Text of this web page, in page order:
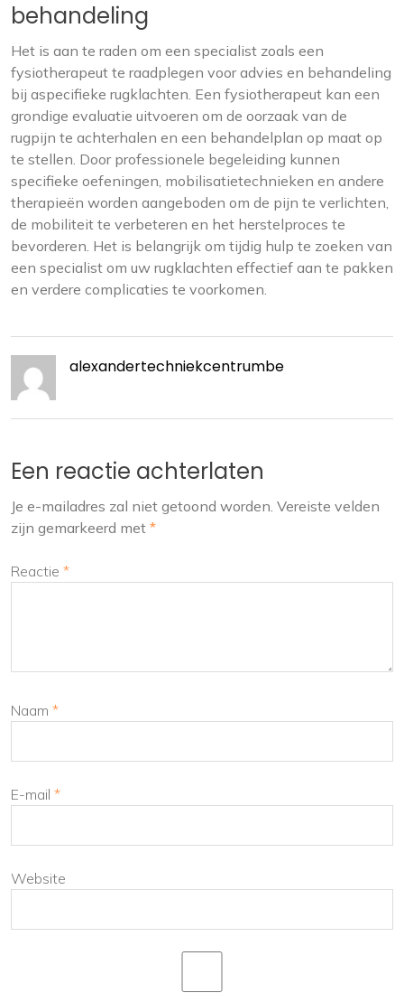
behandeling
Het is aan te raden om een specialist zoals een
fysiotherapeut te raadplegen voor advies en behandeling
bij aspecifieke rugklachten. Een fysiotherapeut kan een
grondige evaluatie uitvoeren om de oorzaak van de
rugpijn te achterhalen en een behandelplan op maat op
te stellen. Door professionele begeleiding kunnen
specifieke oefeningen, mobilisatietechnieken en andere
therapieën worden aangeboden om de pijn te verlichten,
de mobiliteit te verbeteren en het herstelproces te
bevorderen. Het is belangrijk om tijdig hulp te zoeken van
een specialist om uw rugklachten effectief aan te pakken
en verdere complicaties te voorkomen.
alexandertechniekcentrumbe
Een reactie achterlaten
Je e-mailadres zal niet getoond worden. Vereiste velden
zijn gemarkeerd met *
Reactie *
Naam *
E-mail *
Website